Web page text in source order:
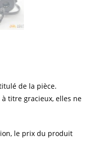
de la pièce.
titre gracieux, elles ne
le prix du produit